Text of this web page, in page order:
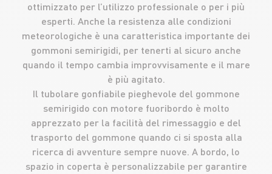
ottimizzato per l’utilizzo professionale o per i più
esperti. Anche la resistenza alle condizioni
meteorologiche è una caratteristica importante dei
gommoni semirigidi, per tenerti al sicuro anche
quando il tempo cambia improvvisamente e il mare
è più agitato.
Il tubolare gonfiabile pieghevole del gommone
semirigido con motore fuoribordo è molto
apprezzato per la facilità del rimessaggio e del
trasporto del gommone quando ci si sposta alla
ricerca di avventure sempre nuove. A bordo, lo
spazio in coperta è personalizzabile per garantire